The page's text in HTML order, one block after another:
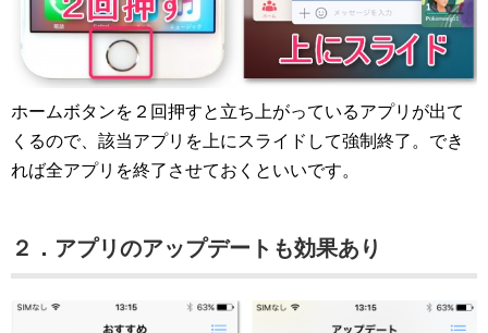
ホームボタンを２回押すと立ち上がっているアプリが出て
くるので、該当アプリを上にスライドして強制終了。でき
れば全アプリを終了させておくといいです。
２．アプリのアップデートも効果あり